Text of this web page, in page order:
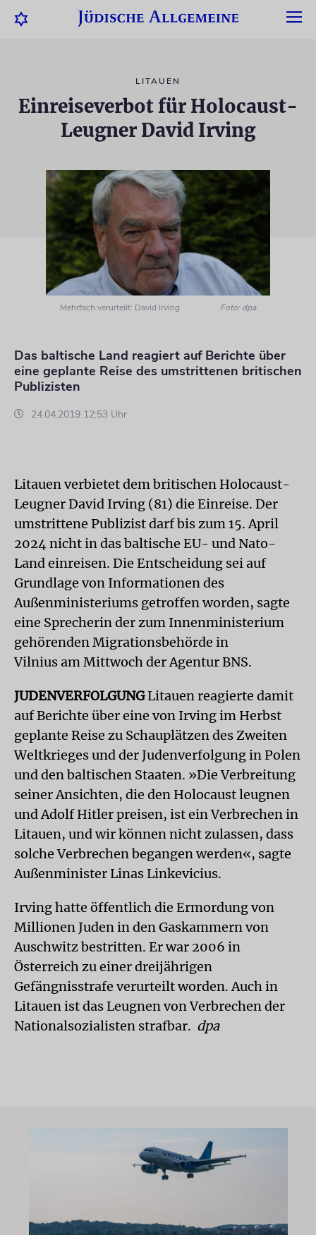
LITAUEN
Einreiseverbot für Holocaust-
Leugner David Irving
Mehrfach verurteilt: David Irving Foto: dpa
Das baltische Land reagiert auf Berichte über
eine geplante Reise des umstrittenen britischen
Publizisten
24.04.2019 12:53 Uhr
Litauen verbietet dem britischen Holocaust-
Leugner David Irving (81) die Einreise. Der
umstrittene Publizist darf bis zum 15. April
2024 nicht in das baltische EU- und Nato-
Land einreisen. Die Entscheidung sei auf
Grundlage von Informationen des
Außenministeriums getroffen worden, sagte
eine Sprecherin der zum Innenministerium
gehörenden Migrationsbehörde in
Vilnius am Mittwoch der Agentur BNS.
JUDENVERFOLGUNGLitauen reagierte damit
auf Berichte über eine von Irving im Herbst
geplante Reise zu Schauplätzen des Zweiten
Weltkrieges und der Judenverfolgung in Polen
und den baltischen Staaten. »Die Verbreitung
seiner Ansichten, die den Holocaust leugnen
und Adolf Hitler preisen, ist ein Verbrechen in
Litauen, und wir können nicht zulassen, dass
solche Verbrechen begangen werden«, sagte
Außenminister Linas Linkevicius.
Irving hatte öffentlich die Ermordung von
Millionen Juden in den Gaskammern von
Auschwitz bestritten. Er war 2006 in
Österreich zu einer dreijährigen
Gefängnisstrafe verurteilt worden. Auch in
Litauen ist das Leugnen von Verbrechen der
Nationalsozialisten strafbar. dpa